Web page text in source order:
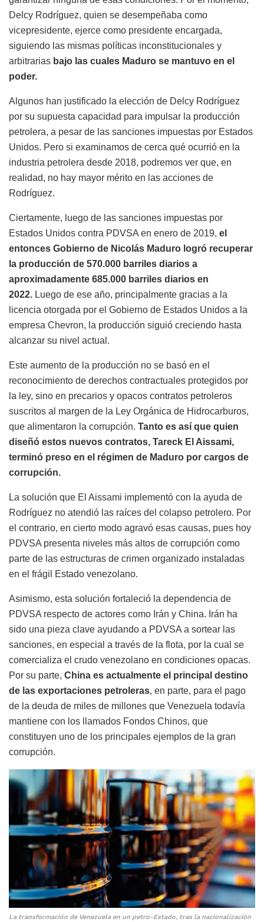
Delcy Rodríguez, quien se desempeñaba como
vicepresidente, ejerce como presidente encargada,
siguiendo las mismas políticas inconstitucionales y
arbitrarias bajo las cuales Maduro se mantuvo en el
poder.
Algunos han justificado la elección de Delcy Rodríguez
por su supuesta capacidad para impulsar la producción
petrolera, a pesar de las sanciones impuestas por Estados
Unidos. Pero si examinamos de cerca qué ocurrió en la
industria petrolera desde 2018, podremos ver que, en
realidad, no hay mayor mérito en las acciones de
Rodríguez.
Ciertamente, luego de las sanciones impuestas por
Estados Unidos contra PDVSA en enero de 2019, el
entonces Gobierno de Nicolás Maduro logró recuperar
la producción de 570.000 barriles diarios a
aproximadamente 685.000 barriles diarios en
2022. Luego de ese año, principalmente gracias a la
licencia otorgada por el Gobierno de Estados Unidos a la
empresa Chevron, la producción siguió creciendo hasta
alcanzar su nivel actual.
Este aumento de la producción no se basó en el
reconocimiento de derechos contractuales protegidos por
la ley, sino en precarios y opacos contratos petroleros
suscritos al margen de la Ley Orgánica de Hidrocarburos,
que alimentaron la corrupción. Tanto es así que quien
diseñó estos nuevos contratos, Tareck El Aissami,
terminó preso en el régimen de Maduro por cargos de
corrupción.
La solución que El Aissami implementó con la ayuda de
Rodríguez no atendió las raíces del colapso petrolero. Por
el contrario, en cierto modo agravó esas causas, pues hoy
PDVSA presenta niveles más altos de corrupción como
parte de las estructuras de crimen organizado instaladas
en el frágil Estado venezolano.
Asimismo, esta solución fortaleció la dependencia de
PDVSA respecto de actores como Irán y China. Irán ha
sido una pieza clave ayudando a PDVSA a sortear las
sanciones, en especial a través de la flota, por la cual se
comercializa el crudo venezolano en condiciones opacas.
Por su parte, China es actualmente el principal destino
de las exportaciones petroleras, en parte, para el pago
de la deuda de miles de millones que Venezuela todavía
mantiene con los llamados Fondos Chinos, que
constituyen uno de los principales ejemplos de la gran
corrupción.
La transformación de Venezuela en un petro-Estado, tras la nacionalización